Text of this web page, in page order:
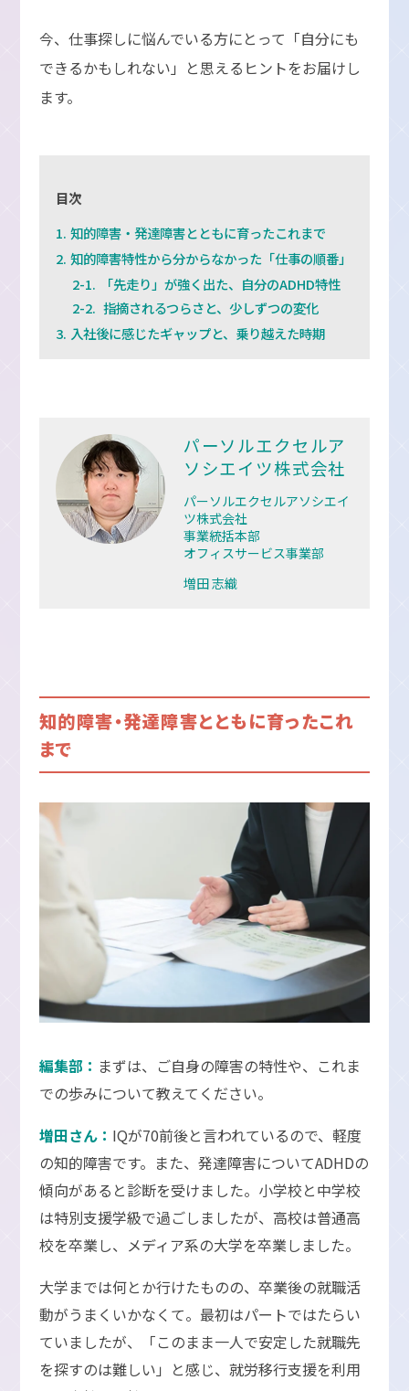
今、仕事探しに悩んでいる方にとって「自分にも
できるかもしれない」と思えるヒントをお届けし
ます。
目次
知的障害・発達障害とともに育ったこれまで
知的障害特性から分からなかった「仕事の順番」
「先走り」が強く出た、自分のADHD特性
指摘されるつらさと、少しずつの変化
入社後に感じたギャップと、乗り越えた時期
パーソルエクセルア
ソシエイツ株式会社
パーソルエクセルアソシエイ
ツ株式会社
事業統括本部
オフィスサービス事業部
増田 志織
知的障害・発達障害とともに育ったこれ
まで
編集部： まずは、ご自身の障害の特性や、これま
での歩みについて教えてください。
増田さん： IQが70前後と言われているので、軽度
の知的障害です。また、発達障害についてADHDの
傾向があると診断を受けました。小学校と中学校
は特別支援学級で過ごしましたが、高校は普通高
校を卒業し、メディア系の大学を卒業しました。
大学までは何とか行けたものの、卒業後の就職活
動がうまくいかなくて。最初はパートではたらい
ていましたが、「このまま一人で安定した就職先
を探すのは難しい」と感じ、就労移行支援を利用